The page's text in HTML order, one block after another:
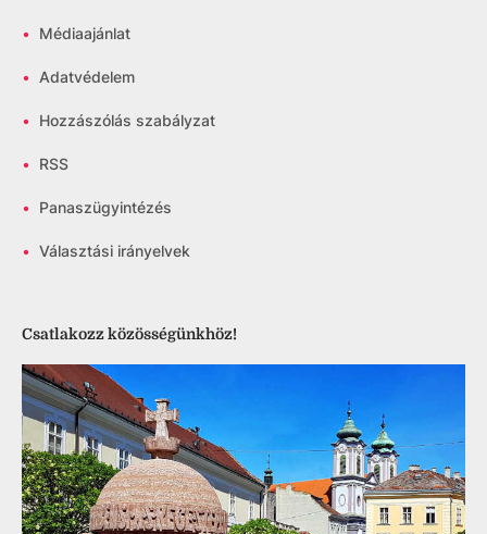
• Médiaajánlat
• Adatvédelem
• Hozzászólás szabályzat
• RSS
• Panaszügyintézés
• Választási irányelvek
Csatlakozz közösségünkhöz!